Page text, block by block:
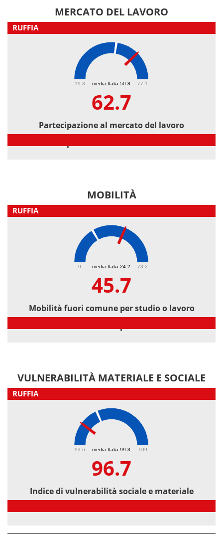
MERCATO DEL LAVORO
RUFFIA
media Italia 50.8
19.3 77.1
62.7
Partecipazione al mercato del lavoro
MOBILITÀ
RUFFIA
media Italia 24.2
0 73.2
45.7
Mobilità fuori comune per studio o lavoro
VULNERABILITÀ MATERIALE E SOCIALE
RUFFIA
media Italia 99.3
93.6 109
96.7
Indice di vulnerabilità sociale e materiale